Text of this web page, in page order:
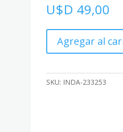
U$D 49,00
Virtual
con
-
Agregar al
SKU: INDA-233253